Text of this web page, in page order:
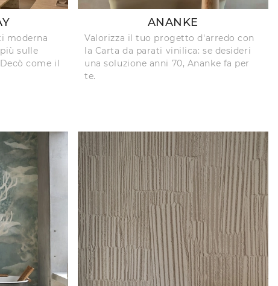
moderna
sulle
come il
ANANKE
Valorizza il tuo progetto d'arredo con
la Carta da parati vinilica: se desideri
una soluzione anni 70, Ananke fa per
te.